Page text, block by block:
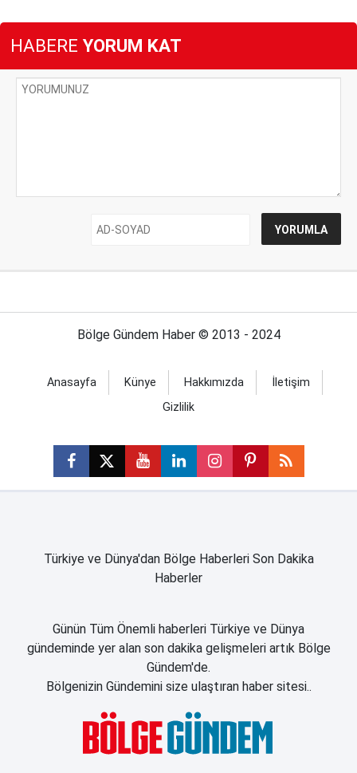
HABERE YORUM KAT
Bölge Gündem Haber © 2013 - 2024
Anasayfa Künye Hakkımızda
İletişim
Gizlilik
Türkiye ve Dünya'dan Bölge Haberleri Son Dakika
Haberler
Günün Tüm Önemli haberleri Türkiye ve Dünya
gündeminde yer alan son dakika gelişmeleri artık Bölge
Gündem'de.
Bölgenizin Gündemini size ulaştıran haber sitesi..